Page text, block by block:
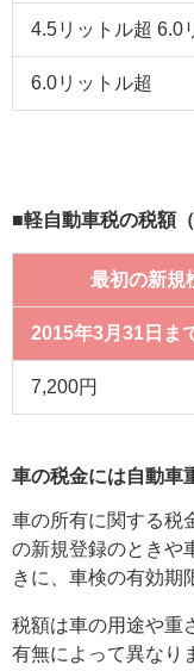
4.5リットル超 6.0
6.0リットル超
■軽自動車税の税額
最初の新規
2015年3月31日ま
7,200円
車の税金には自動車
車の所有に関する税
の新規登録のときや
きに、車検の有効期
税額は車の用途や重
有無によって異なり